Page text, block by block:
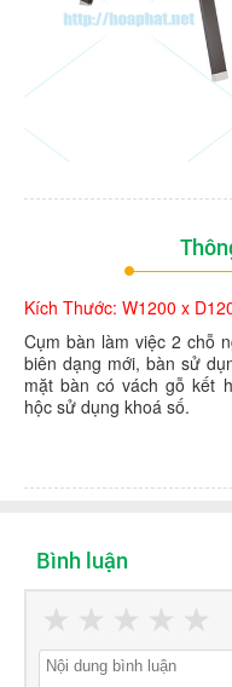
Kích Thước: W1200 x
Cụm bàn làm việc 2 chỗ
biên dạng mới, bàn sử
mặt bàn có vách gỗ kết
hộc sử dụng khoá số.
Bình luận
★
★
★
★
★